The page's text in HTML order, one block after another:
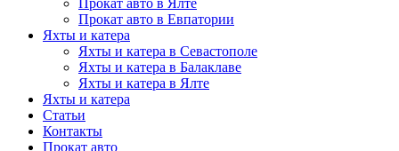
Прокат авто в Евпатории
Яхты и катера
Яхты и катера в Севастополе
Яхты и катера в Балаклаве
Яхты и катера в Ялте
Яхты и катера
Статьи
Контакты
Прокат авто